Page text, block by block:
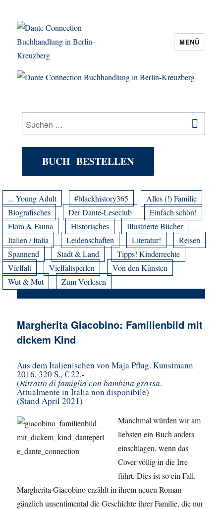
Dante Connection Buchhandlung in
MENÜ
Suche
nach:
BUCH BESTELLEN
... Young Adult #blackhistory365
Alles (!) Familie
Biografisches
Der Dante-Leseclub
Einfach schön!
Flora & Fauna
Historisches
Illustrierte Bücher
Italien / Italia
Leidenschaften Literatur!
Reisen
Spannend
Stadt & Land
Tipps! Kinderrechte
Vielfalt
Vielfaltsperlen
Von den Künsten
Wut & Mut
Zum Vorlesen
Margherita Giacobino: Familienbild mit
dickem Kind
Aus dem Italienischen von Maja Pflug. Kunstmann
2016, 320 S., € 22,-
(Ritratto di famiglia con bambina grassa.
Attualmente in Italia non disponibile)
(Stand April 2021)
Manchmal würden wir am
liebsten ein Buch anders
einschlagen, wenn das
Cover völlig in die Irre
führt. Dies ist so ein Fall.
Margherita Giacobino erzählt in ihrem neuen Roman
gänzlich unsentimental die Geschichte ihrer Familie, die nur